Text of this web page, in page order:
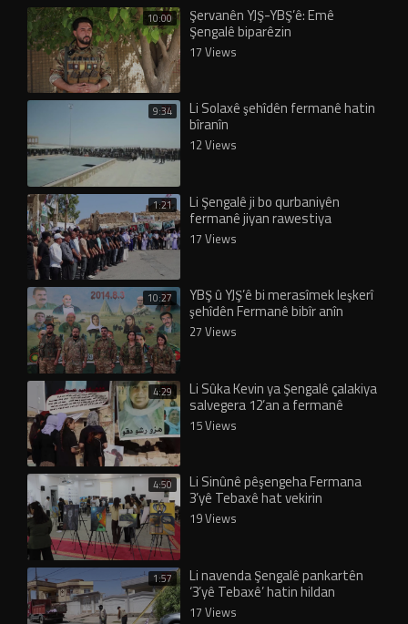
10:00 Şervanên YJŞ-YBŞ’ê: Emê
Şengalê biparêzin
17 Views
9:34 Li Solaxê şehîdên fermanê hatin
bîranîn
12 Views
1:21 Li Şengalê ji bo qurbaniyên
fermanê jiyan rawestiya
17 Views
10:27 YBŞ û YJŞ’ê bi merasîmek leşkerî
şehîdên Fermanê bibîr anîn
27 Views
4:29 Li Sûka Kevin ya Şengalê çalakiya
salvegera 12’an a fermanê
didome
15 Views
4:50 Li Sinûnê pêşengeha Fermana
3’yê Tebaxê hat vekirin
19 Views
1:57 Li navenda Şengalê pankartên
‘3’yê Tebaxê’ hatin hildan
17 Views